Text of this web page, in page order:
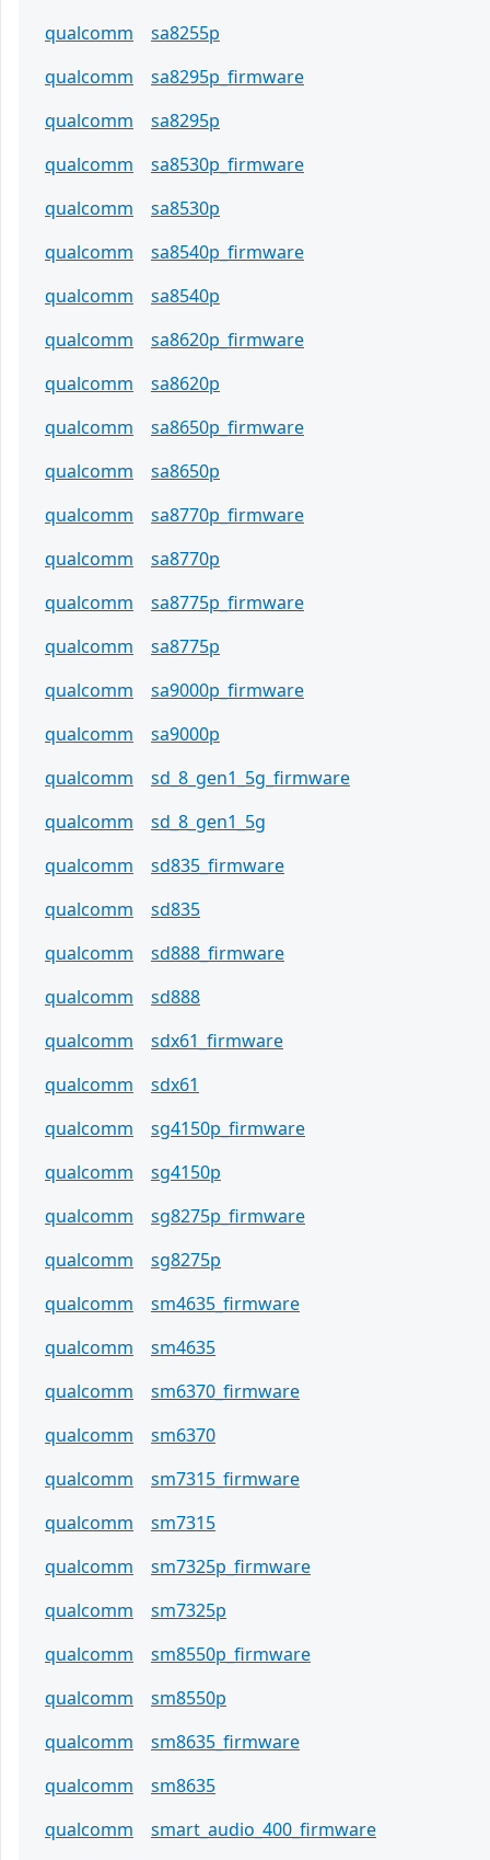
qualcomm
sa8255p
qualcomm
sa8295p_firmware
qualcomm
sa8295p
qualcomm
sa8530p_firmware
qualcomm
sa8530p
qualcomm
sa8540p_firmware
qualcomm
sa8540p
qualcomm
sa8620p_firmware
qualcomm
sa8620p
qualcomm
sa8650p_firmware
qualcomm
sa8650p
qualcomm
sa8770p_firmware
qualcomm
sa8770p
qualcomm
sa8775p_firmware
qualcomm
sa8775p
qualcomm
sa9000p_firmware
qualcomm
sa9000p
qualcomm
sd_8_gen1_5g_firmware
qualcomm
sd_8_gen1_5g
qualcomm
sd835_firmware
qualcomm
sd835
qualcomm
sd888_firmware
qualcomm
sd888
qualcomm
sdx61_firmware
qualcomm
sdx61
qualcomm
sg4150p_firmware
qualcomm
sg4150p
qualcomm
sg8275p_firmware
qualcomm
sg8275p
qualcomm
sm4635_firmware
qualcomm
sm4635
qualcomm
sm6370_firmware
qualcomm
sm6370
qualcomm
sm7315_firmware
qualcomm
sm7315
qualcomm
sm7325p_firmware
qualcomm
sm7325p
qualcomm
sm8550p_firmware
qualcomm
sm8550p
qualcomm
sm8635_firmware
qualcomm
sm8635
qualcomm
smart_audio_400_firmware